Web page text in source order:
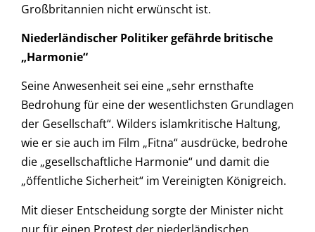
Großbritannien nicht erwünscht ist.
Niederländischer Politiker gefährde britische
„Harmonie“
Seine Anwesenheit sei eine „sehr ernsthafte
Bedrohung für eine der wesentlichsten Grundlagen
der Gesellschaft“. Wilders islamkritische Haltung,
wie er sie auch im Film „Fitna“ ausdrücke, bedrohe
die „gesellschaftliche Harmonie“ und damit die
„öffentliche Sicherheit“ im Vereinigten Königreich.
Mit dieser Entscheidung sorgte der Minister nicht